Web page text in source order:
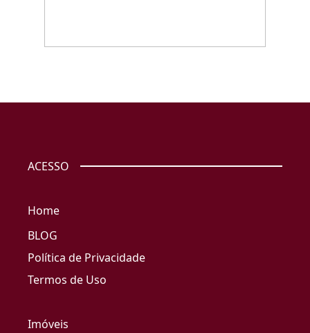
ACESSO
Home
BLOG
Política de Privacidade
Termos de Uso
Imóveis